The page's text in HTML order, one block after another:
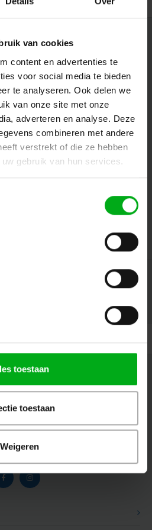
van cookies
content en advertenties te
voor social media te bieden
te analyseren. Ook delen we
van onze site met onze
adverteren en analyse. Deze
combineren met andere
verstrekt of die ze hebben
gebruik van hun services.
toestaan
toestaan
Weigeren
nieuws en aanbiedingen via email
Volg ons
sa/nv - Theme by Shopmonkey
Volg ons